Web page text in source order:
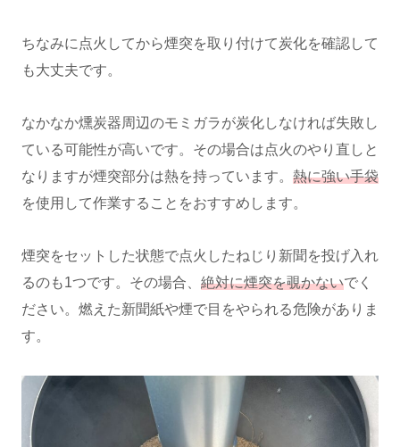
ちなみに点火してから煙突を取り付けて炭化を確認して
も大丈夫です。
なかなか燻炭器周辺のモミガラが炭化しなければ失敗し
ている可能性が高いです。その場合は点火のやり直しと
なりますが煙突部分は熱を持っています。 熱に強い手袋
を使用して作業することをおすすめします。
煙突をセットした状態で点火したねじり新聞を投げ入れ
るのも1つです。その場合、 絶対に煙突を覗かないでく
ださい。燃えた新聞紙や煙で目をやられる危険がありま
す。